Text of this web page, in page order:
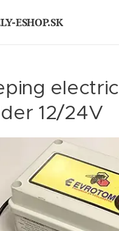
ESHOP.SK
electric
12/24V